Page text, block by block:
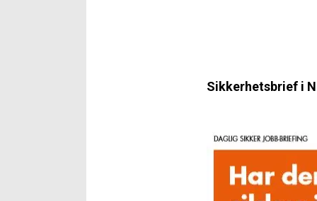
Sikkerhetsbrief i